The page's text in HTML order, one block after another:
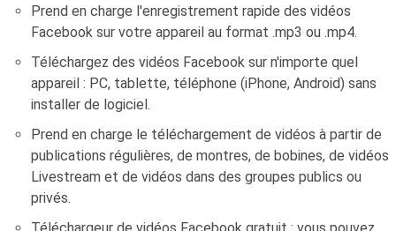
Prend en charge l'enregistrement rapide des vidéos
Facebook sur votre appareil au format .mp3 ou .mp4.
Téléchargez des vidéos Facebook sur n'importe quel
appareil : PC, tablette, téléphone (iPhone, Android) sans
installer de logiciel.
Prend en charge le téléchargement de vidéos à partir de
publications régulières, de montres, de bobines, de vidéos
Livestream et de vidéos dans des groupes publics ou
privés.
Téléchargeur de vidéos Facebook gratuit : vous pouvez